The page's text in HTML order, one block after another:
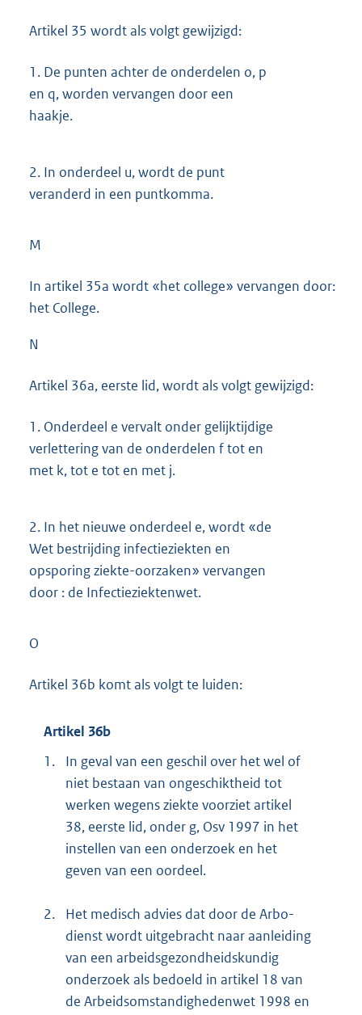
Artikel 35 wordt als volgt gewijzigd:
1. De punten achter de onderdelen o, p
en q, worden vervangen door een
haakje.
2. In onderdeel u, wordt de punt
veranderd in een puntkomma.
M
In artikel 35a wordt «het college» vervangen door:
het College.
N
Artikel 36a, eerste lid, wordt als volgt gewijzigd:
1. Onderdeel e vervalt onder gelijktijdige
verlettering van de onderdelen f tot en
met k, tot e tot en met j.
2. In het nieuwe onderdeel e, wordt «de
Wet bestrijding infectieziekten en
opsporing ziekte-oorzaken» vervangen
door : de Infectieziektenwet.
O
Artikel 36b komt als volgt te luiden:
Artikel 36b
1.
In geval van een geschil over het wel of
niet bestaan van ongeschiktheid tot
werken wegens ziekte voorziet artikel
38, eerste lid, onder g, Osv 1997 in het
instellen van een onderzoek en het
geven van een oordeel.
2.
Het medisch advies dat door de Arbo-
dienst wordt uitgebracht naar aanleiding
van een arbeidsgezondheidskundig
onderzoek als bedoeld in artikel 18 van
de Arbeidsomstandighedenwet 1998 en